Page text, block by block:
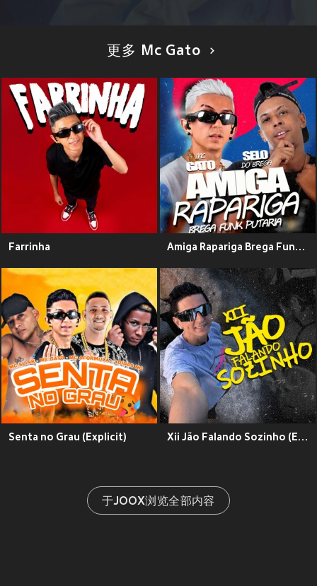
更多 Mc Gato
Farrinha Amiga Rapariga Brega Funk Putaria (Explicit)
Senta no Grau (Explicit) Xii Jão Falando Sozinho (Explicit)
于JOOX浏览全部内容